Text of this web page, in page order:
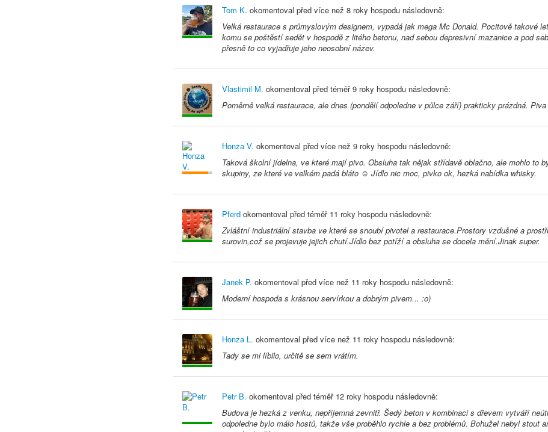
Tom K. okomentoval před více než 8 roky hospodu následovně:
Velká restaurace s průmyslovým designem, vypadá jak mega Mc Donald. Pocitově takové
komu se poštěstí sedět v hospodě z litého betonu, nad sebou depresivní mazanice a pod
přesně to co vyjadřuje jeho neosobní název.
Vlastimil M. okomentoval před téměř 9 roky hospodu následovně:
Poměrně velká restaurace, ale dnes (pondělí odpoledne v půlce září) prakticky prázdná. Piva
Honza V. okomentoval před více než 9 roky hospodu následovně:
Taková školní jídelna, ve které mají pivo. Obsluha tak nějak střídavě oblačno, ale mohlo to
skupiny, ze které ve velkém padá bláto ☺ Jídlo nic moc, pivko ok, hezká nabídka whisky.
Pferd okomentoval před téměř 11 roky hospodu následovně:
Zvláštní industriální stavba ve které se snoubí pivotel a restaurace.Prostory vzdušné a
surovin,což se projevuje jejich chutí.Jídlo bez potíží a obsluha se docela mění.Jinak super.
Janek P. okomentoval před více než 11 roky hospodu následovně:
Moderní hospoda s krásnou servírkou a dobrým pivem... :o)
Honza L. okomentoval před více než 11 roky hospodu následovně:
Tady se mi líbilo, určitě se sem vrátím.
Petr B. okomentoval před téměř 12 roky hospodu následovně:
Budova je hezká z venku, nepříjemná zevnitř. Šedý beton v kombinaci s dřevem vytváří
odpoledne bylo málo hostů, takže vše proběhlo rychle a bez problémů. Bohužel nebyl